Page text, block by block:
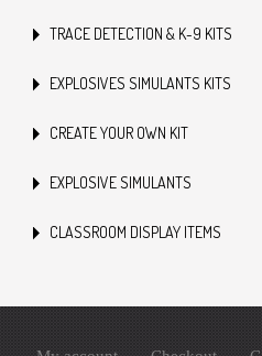
TRACE DETECTION & K-9 KITS
EXPLOSIVES SIMULANTS KITS
CREATE YOUR OWN KIT
EXPLOSIVE SIMULANTS
CLASSROOM DISPLAY ITEMS